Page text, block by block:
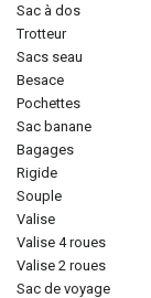
sac à dos
trotteur
sacs seau
besace
pochettes
sac banane
bagages
rigide
souple
valise
valise 4 roues
valise 2 roues
sac de voyage